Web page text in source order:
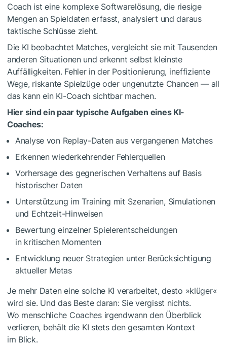
Coach ist eine komplexe Softwarelösung, die riesige
Mengen an Spieldaten erfasst, analysiert und daraus
taktische Schlüsse zieht.
Die KI beobachtet Matches, vergleicht sie mit Tausenden
anderen Situationen und erkennt selbst kleinste
Auffälligkeiten. Fehler in der Positionierung, ineffiziente
Wege, riskante Spielzüge oder ungenutzte Chancen — all
das kann ein KI-Coach sichtbar machen.
Hier sind ein paar typische Aufgaben eines KI-
Coaches:
Analyse von Replay-Daten aus vergangenen Matches
Erkennen wiederkehrender Fehlerquellen
Vorhersage des gegnerischen Verhaltens auf Basis
historischer Daten
Unterstützung im Training mit Szenarien, Simulationen
und Echtzeit-Hinweisen
Bewertung einzelner Spielerentscheidungen
in kritischen Momenten
Entwicklung neuer Strategien unter Berücksichtigung
aktueller Metas
Je mehr Daten eine solche KI verarbeitet, desto »klüger«
wird sie. Und das Beste daran: Sie vergisst nichts.
Wo menschliche Coaches irgendwann den Überblick
verlieren, behält die KI stets den gesamten Kontext
im Blick.